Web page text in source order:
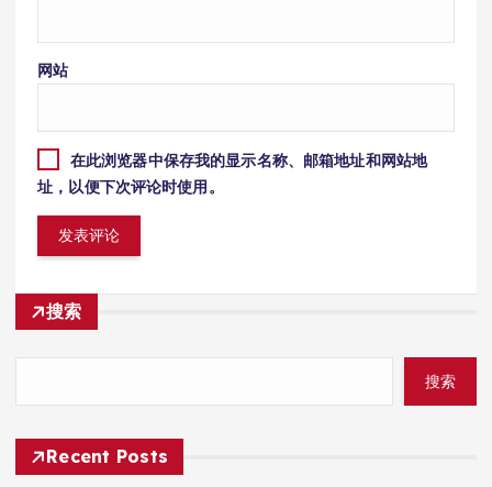
网站
在此浏览器中保存我的显示名称、邮箱地址和网站地
址，以便下次评论时使用。
搜索
搜索
Recent Posts